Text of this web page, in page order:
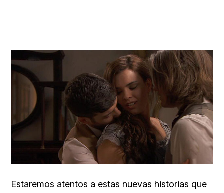
Estaremos atentos a estas nuevas historias que